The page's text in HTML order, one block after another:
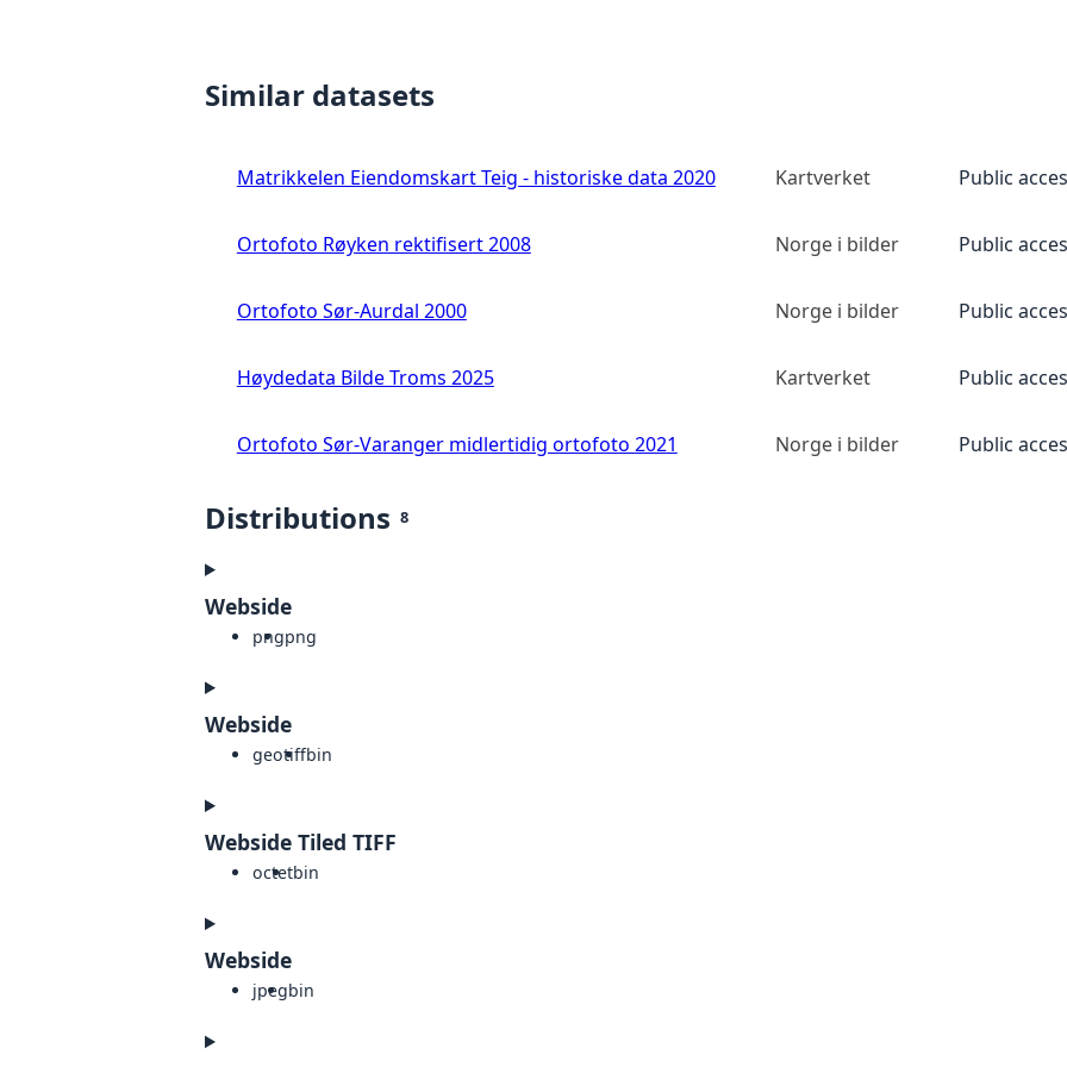
Similar datasets
Matrikkelen Eiendomskart Teig - historiske data 2020 Kartverket Public
Ortofoto Røyken rektifisert 2008 Norge i bilder Public
Ortofoto Sør-Aurdal 2000 Norge i bilder Public
Høydedata Bilde Troms 2025 Kartverket Public
Ortofoto Sør-Varanger midlertidig ortofoto 2021 Norge i bilder Public
Distributions 8
Webside
pngpng
Webside
geotiffbin
Webside Tiled TIFF
octetbin
Webside
jpegbin